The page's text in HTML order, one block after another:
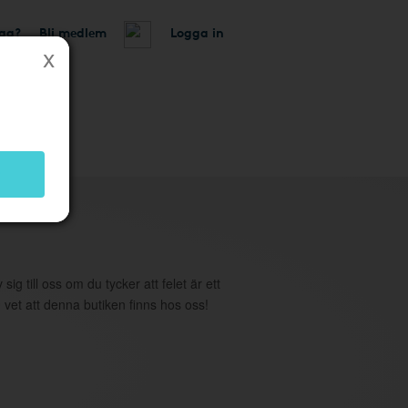
Bli medlem Logga in
till oss om du tycker att felet är ett
att denna butiken finns hos oss!